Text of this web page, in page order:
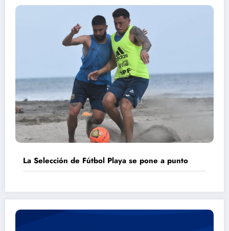
La Selección de Fútbol Playa se pone a punto